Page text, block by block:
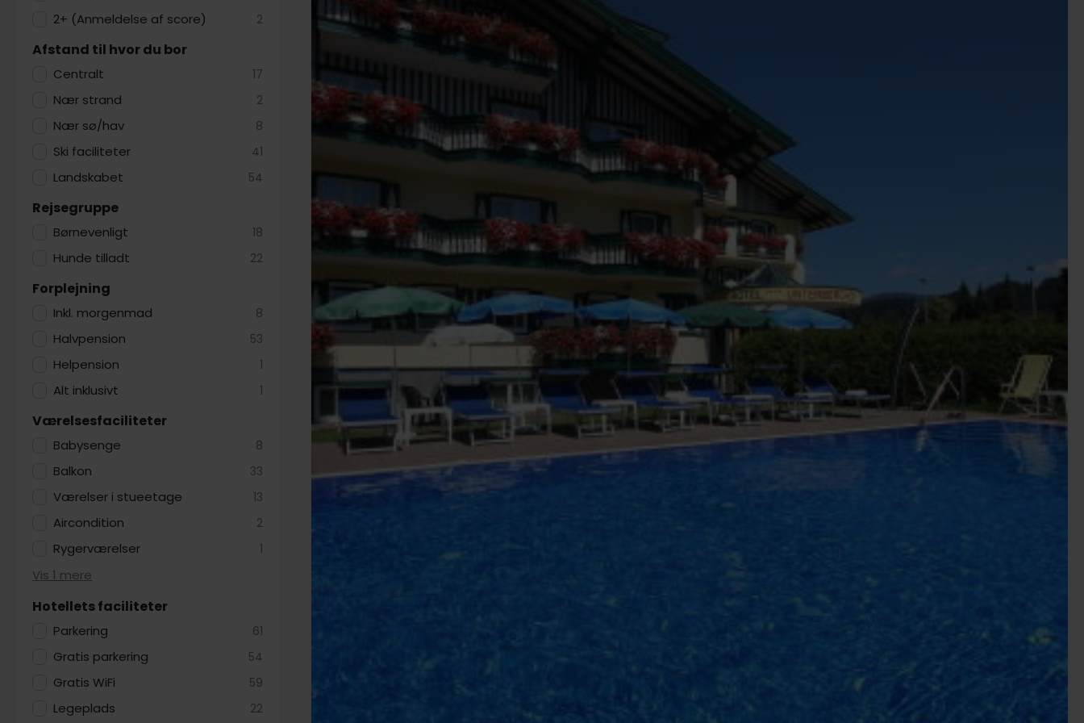
2+ (Anmeldelse af score) 2
Afstand til hvor du bor
Centralt 17
Nær strand 2
Nær sø/hav 8
Ski faciliteter 41
Landskabet 54
Rejsegruppe
Børnevenligt 18
Hunde tilladt 22
Forplejning
Inkl. morgenmad 8
Halvpension 53
Helpension 1
Alt inklusivt 1
Værelsesfaciliteter
Babysenge 8
Balkon 33
Værelser i stueetage 13
Aircondition 2
Rygerværelser 1
Vis 1 mere
Hotellets faciliteter
Parkering 61
Gratis parkering 54
Gratis WiFi 59
Legeplads 22
Vorarlberg. Det varierede landskab tilbyder mange aktivitets- og afslapningsmuligheder ved søer eller i bjergene. Om
sommeren er smukke Bodensee og de mange andre søer i området en skøn destination til en alternativ badeferie. De
grønne bjerge om sommeren er oplagt til vandre- og cykelture. Mens de sneklædte bjerge om vinteren byder på
kilometerlange skipister og smukke langrendsspor.
I Østrigs sydøstlige region, Steiermark, finder I også et væld af spændende oplevelser. Oplev regionsbyen Graz, glædens
hovedstad, hvor en middelalderlig stemning fører jer tilbage til gamle tider. Den gamle bydel blev udnævnt til europæisk
kulturhovedstad i 2003. Omgivelserne omkring Graz er også værd at opleve. Nord for byen er der bjerge og enge til vandre-
og cykelture. Syd for byen ligger de varme kilder og også her de kendte østrigske vine produceres. Fortryllende slotte pryder
det smukke landskab mod øst og mod vest fremstilles det berømte græskarolie "Det Grønne Guld" fra Steiermark.
I det nordøstlige Østrig finder I landets hovedstad Wien. Byen er den 7 største by i Europa og er derfor en rigtig god
destination for en storbyferie. En del af charmen ved Wien er, at der er mange imponerende bygninger tilbage fra
storhedstiden, som stadig er bevaret og dermed giver byen et middelalderligt præg. I kan tage på besøg I Wien Zoo, der er
verdens ældste zoologiske have. I kan besøge slottet Schönbrunn, som er på UNESCOs verdensarvsliste eller det smukke
gotiske Belvedere Slot. I kan også vandre gennem Wiens centrum og kigge nærmere på de mange shoppinggader som
Uanset om I søger en aktiv ferie, ferie med børn, slotsferie, naturferie eller storbyferie, så kan Østrig tilbyde den perfekte
løsning. Tag på vandretur i de smukke østrigske bjerge og nyd udsigten fra toppen eller kør forbi spejlblanke søer og små
alpebyer i de høje bjerge. Besøg Mozarts fødeby Salzburg eller landets hovedstad Wien. Afslapning og idyl er kodeordene for
en ferie i Østrig.